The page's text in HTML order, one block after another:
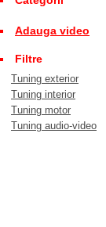
Adauga video
Filtre
Tuning exterior
Tuning interior
Tuning motor
Tuning audio-video